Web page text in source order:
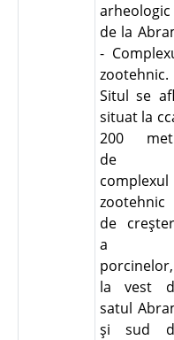
arheologic
de la
-
zootehnic.
Situl se
situat la
200
de
complexul
zootehnic
de
a
porcinelor,
la vest
satul
şi sud